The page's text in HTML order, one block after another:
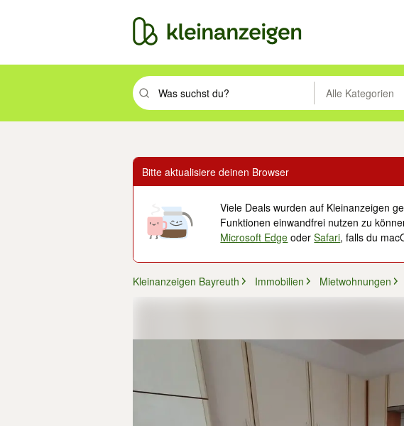
Suchbegriff eingeben. Eingabetaste drücken um zuAlle Kategorien
Bitte aktualisiere deinen Browser
Viele Deals wurden auf Kleinanzeigen
Funktionen einwandfrei nutzen zu
Microsoft Edge oderSafari, falls du
Kleinanzeigen Bayreuth Immobilien Mietwohnungen